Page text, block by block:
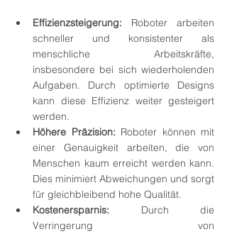
Effizienzsteigerung: Roboter arbeiten
schneller und konsistenter als
menschliche Arbeitskräfte,
insbesondere bei sich wiederholenden
Aufgaben. Durch optimierte Designs
kann diese Effizienz weiter gesteigert
werden.
Höhere Präzision: Roboter können mit
einer Genauigkeit arbeiten, die von
Menschen kaum erreicht werden kann.
Dies minimiert Abweichungen und sorgt
für gleichbleibend hohe Qualität.
Kostenersparnis: Durch die
Verringerung von